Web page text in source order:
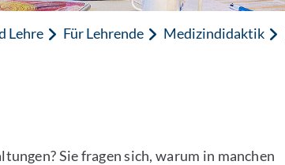
Lehre Für Lehrende Medizindidaktik
Sie fragen sich, warum in manchen